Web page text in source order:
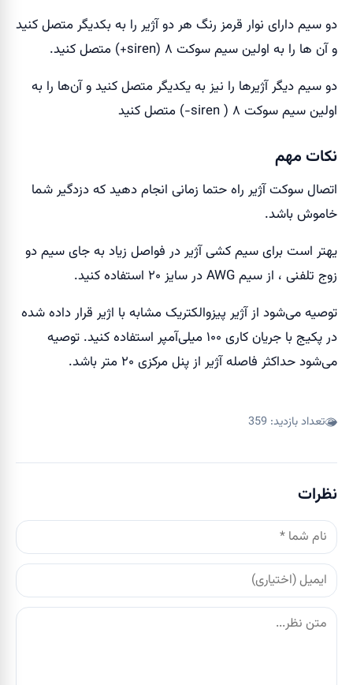
دو سیم دارای نوار قرمز رنگ هر دو آژیر را به بکدیگر متصل کنید
و آن ها را به اولین سیم سوکت ۸ (siren+) متصل کنید.
دو سیم دیگر آژیرها را نیز به یکدیگر متصل کنید و آن‌ها را به
اولین سیم سوکت ۸ ( siren-) متصل کنید
نکات مهم
اتصال سوکت آژیر راه حتما زمانی انجام دهید که دزدگیر شما
خاموش باشد.
یهتر است برای سیم کشی آژیر در فواصل زیاد به جای سیم دو
زوج تلفنی ، از سیم AWG در سایز ۲۰ استفاده کنید.
توصیه می‌شود از آژیر پیزوالکتریک مشابه با اژیر قرار داده شده
در پکیج با جریان کاری ۱۰۰ میلی‌آمپر استفاده کنید. توصیه
می‌شود حداکثر فاصله آژیر از پنل مرکزی ۲۰ متر باشد.
تعداد بازدید: 359
نظرات